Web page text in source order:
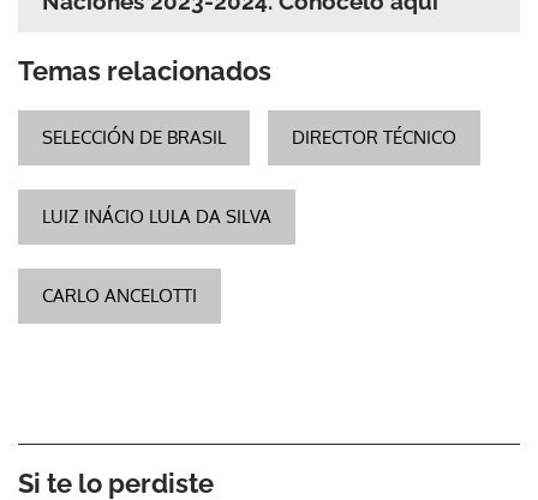
Temas relacionados
SELECCIÓN DE BRASIL DIRECTOR TÉCNICO
LUIZ INÁCIO LULA DA SILVA
CARLO ANCELOTTI
Si te lo perdiste